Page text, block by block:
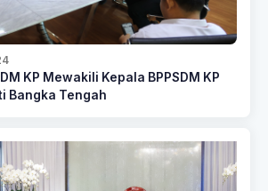
KP Mewakili Kepala BPPSDM KP
Bangka Tengah